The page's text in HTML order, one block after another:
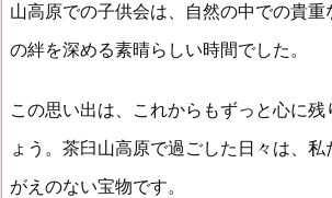
山高原での子供会は、自然の中での貴重
の絆を深める素晴らしい時間でした。
この思い出は、これからもずっと心に残
ょう。茶臼山高原で過ごした日々は、私
がえのない宝物です。